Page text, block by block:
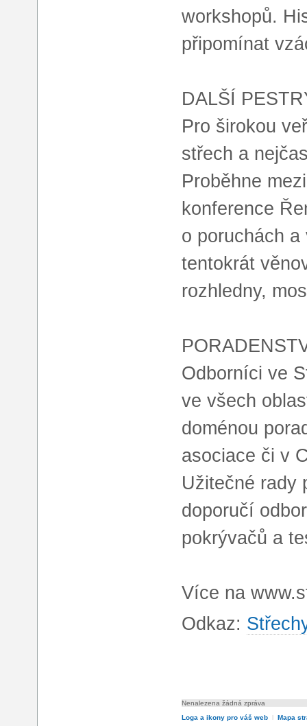
workshopů.
připomínat
DALŠÍ
Pro širokou
střech a
Proběhne
konference
o poruchách
tentokrát
rozhledny,
Odborníci ve
ve všech
doménou
asociace či v
Užitečné rady
doporučí
pokrývačů a
Více na
Odkaz:
Nenalezena žádná zpráva
Loga a ikony pro váš web l Mapa